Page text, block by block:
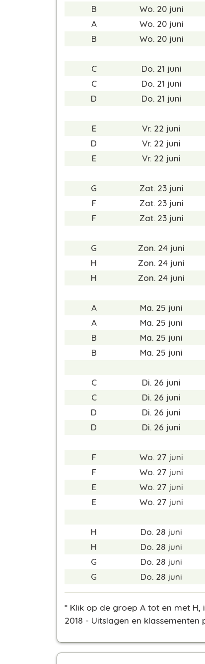
B Wo. 20 juni
A
Wo. 20 juni
B
Wo. 20 juni
C Do. 21 juni
C
Do. 21 juni
D
Do. 21 juni
E Vr. 22 juni
D
Vr. 22 juni
E
Vr. 22 juni
G Zat. 23 juni
F
Zat. 23 juni
F
Zat. 23 juni
G Zon. 24 juni
H
Zon. 24 juni
H
Zon. 24 juni
A Ma. 25 juni
A
Ma. 25 juni
B
Ma. 25 juni
B
Ma. 25 juni
C Di. 26 juni
C
Di. 26 juni
D
Di. 26 juni
D
Di. 26 juni
F Wo. 27 juni
F
Wo. 27 juni
E
Wo. 27 juni
E
Wo. 27 juni
H Do. 28 juni
H
Do. 28 juni
G
Do. 28 juni
G
Do. 28 juni
* Klik op de groep A tot en met
2018 - Uitslagen en klassementen